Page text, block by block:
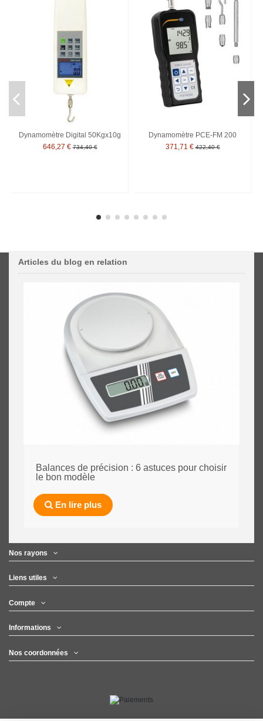
Dynamomètre Digital 50Kgx10g
646,27 € 734,40 €
Dynamomètre PCE-FM 200
371,71 € 422,40 €
Articles du blog en relation
Balances de précision : 6 astuces pour choisir
le bon modèle
En lire plus
Nos rayons
Liens utiles
Compte
Informations
Nos coordonnées